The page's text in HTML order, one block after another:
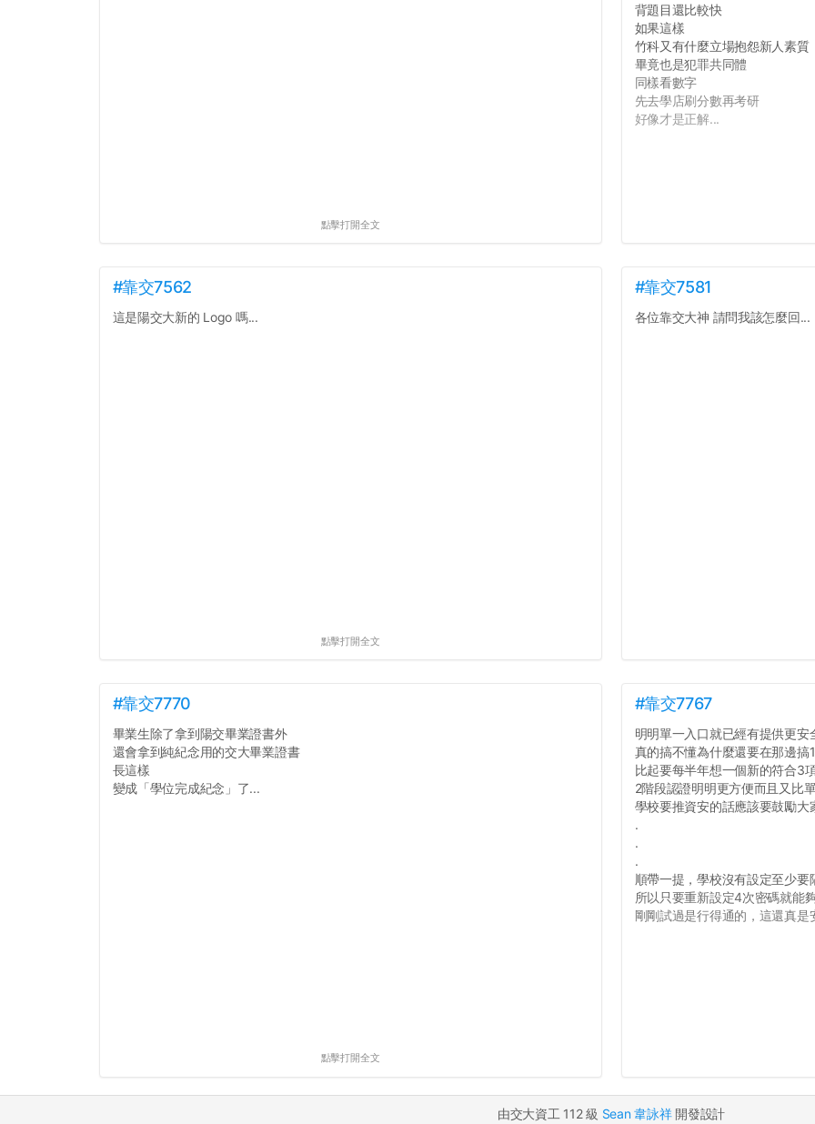
點擊打開全文
背題目還比較快
如果這樣
竹科又有什麼立場抱怨新人素質
畢竟也是犯罪共同體
同樣看數字
先去學店刷分數再考研
好像才是正解...
#靠交7562
這是陽交大新的 Logo 嗎...
點擊打開全文
#靠交7581
各位靠交大神 請問我該怎麼回...
#靠交7770
畢業生除了拿到陽交畢業證書外
還會拿到純紀念用的交大畢業證書
長這樣
變成「學位完成紀念」了...
點擊打開全文
#靠交7767
明明單一入口就已經有提供更安
真的搞不懂為什麼還要在那邊搞
比起要每半年想一個新的符合3
2階段認證明明更方便而且又比
學校要推資安的話應該要鼓勵大
.
.
.
順帶一提，學校沒有設定至少
所以只要重新設定4次密碼就能
剛剛試過是行得通的，這還真是
由交大資工 112 級 Sean 韋詠祥開發設計